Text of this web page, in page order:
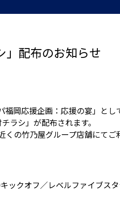
」配布のお知らせ
岡応援企画：応援の宴」と
ラシ」が配布されます。
の竹乃屋グループ店舗にてご
クオフ／レベルファイブスタ